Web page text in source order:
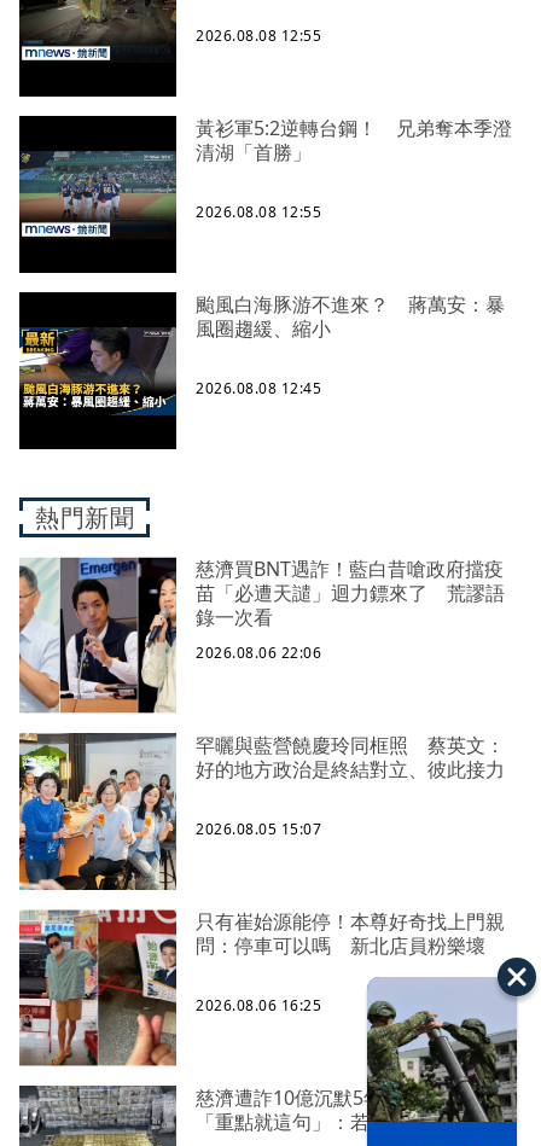
2026.08.08 12:55
黃衫軍5:2逆轉台鋼！ 兄弟奪本季澄
清湖「首勝」
2026.08.08 12:55
颱風白海豚游不進來？ 蔣萬安：暴
風圈趨緩、縮小
2026.08.08 12:45
熱門新聞
慈濟買BNT遇詐！藍白昔嗆政府擋疫
苗「必遭天譴」迴力鏢來了 荒謬語
錄一次看
2026.08.06 22:06
罕曬與藍營饒慶玲同框照 蔡英文：
好的地方政治是終結對立、彼此接力
2026.08.05 15:07
只有崔始源能停！本尊好奇找上門親
問：停車可以嗎 新北店員粉樂壞
2026.08.06 16:25
慈濟遭詐10億沉默5年 四叉貓看聲明
「重點就這句」：若判有罪錢還我